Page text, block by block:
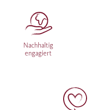
Nachhaltig
engagiert